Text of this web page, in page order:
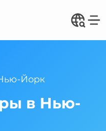
Йорк
в Нью-